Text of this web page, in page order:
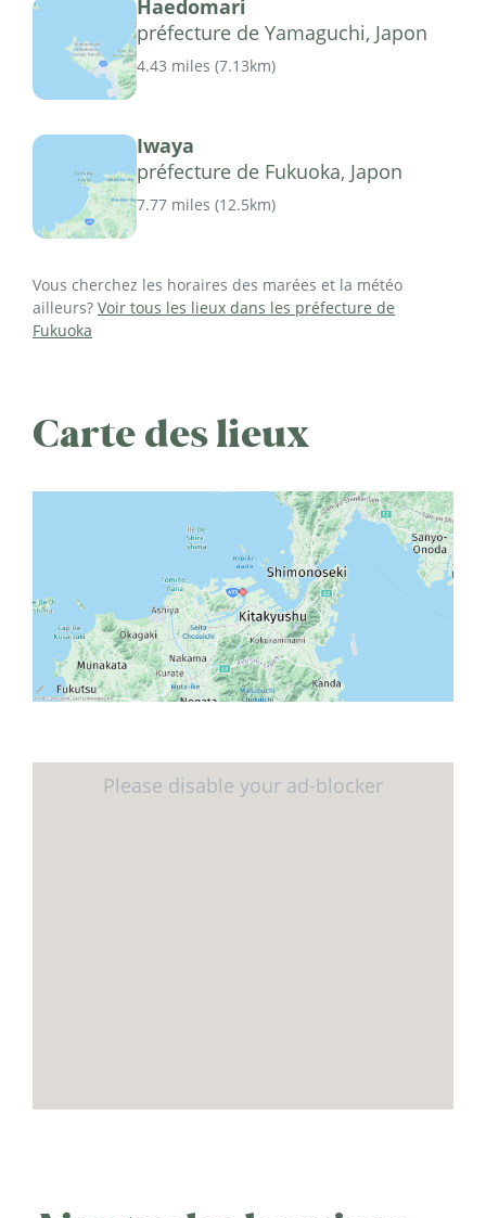
Haedomari
préfecture de Yamaguchi, Japon
4.43 miles (7.13km)
Iwaya
préfecture de Fukuoka, Japon
7.77 miles (12.5km)
Vous cherchez les horaires des marées et la météo
ailleurs? Voir tous les lieux dans les préfecture de
Fukuoka
Carte des lieux